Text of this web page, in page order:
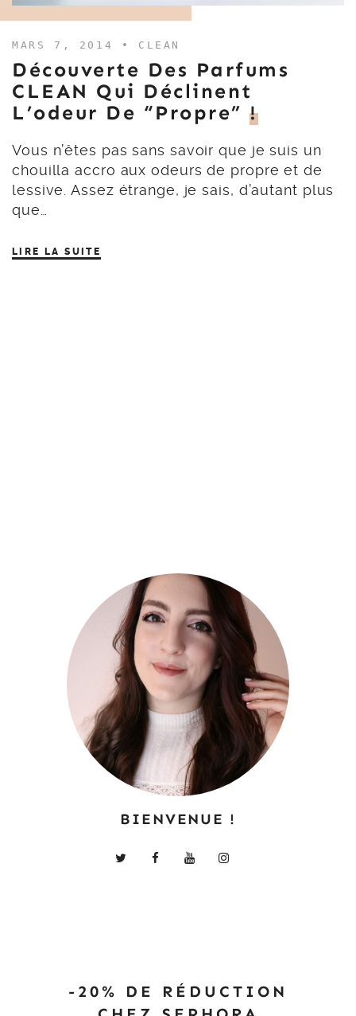
MARS 7, 2014 • CLEAN
Découverte Des Parfums
CLEAN Qui Déclinent
L’odeur De “propre” !
Vous n’êtes pas sans savoir que je suis un
chouilla accro aux odeurs de propre et de
lessive. Assez étrange, je sais, d’autant plus
que…
LIRE LA SUITE
BIENVENUE !
-20% DE RÉDUCTION